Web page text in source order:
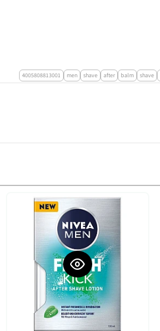
shave
balm
after
shave
men
4005808813001